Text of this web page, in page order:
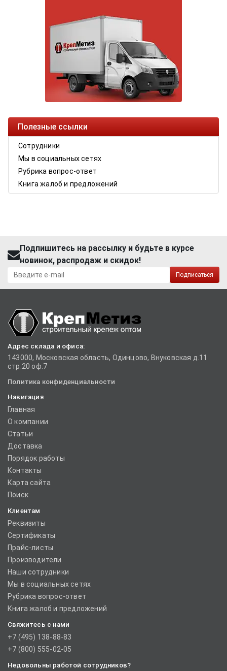
Полезные ссылки
Сотрудники
Мы в социальных сетях
Рубрика вопрос-ответ
Книга жалоб и предложений
Подпишитесь на рассылку и будьте в курсе
новинок, распродаж и скидок!
Подписаться
Адрес склада и офиса:
143000, Московская область, Одинцово, Внуковская д.11
стр.20 оф.7
Политика конфиденциальности
Навигация
Главная
О компании
Статьи
Доставка
Порядок работы
Контакты
Карта сайта
Поиск
Клиентам
Реквизиты
Сертификаты
Прайс-листы
Производители
Наши сотрудники
Мы в социальных сетях
Рубрика вопрос-ответ
Книга жалоб и предложений
Свяжитесь с нами
+7 (495) 138-88-83
+7 (800) 555-02-05
Недовольны работой сотрудников?